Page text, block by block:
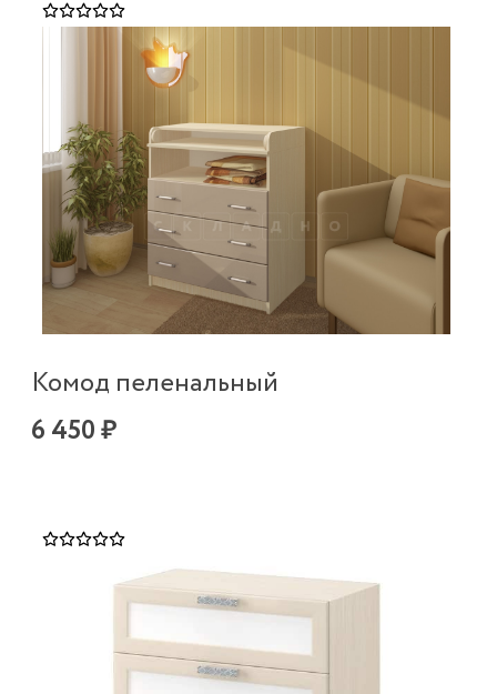
Комод пеленальный
6 450 ₽